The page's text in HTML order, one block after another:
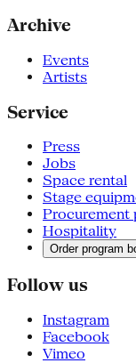
Archive
Events
Artists
Service
Press
Jobs
Space rental
Stage
Procurement
Hospitality
Order program
Follow us
Instagram
Facebook
Vimeo